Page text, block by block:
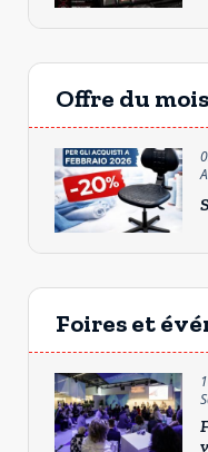
Offre du mois
Foires et